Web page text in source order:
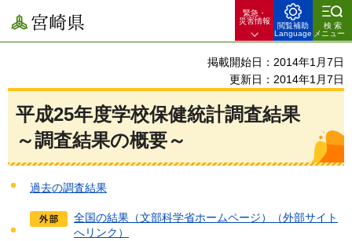
宮崎県
緊急・
災害情報
閲覧補助
Language
検索
メニュー
掲載開始日：2014年1月7日
更新日：2014年1月7日
平成25年度学校保健統計調査結果
～調査結果の概要～
過去の調査結果
全国の結果（文部科学省ホームページ）（外部サイト
へリンク）